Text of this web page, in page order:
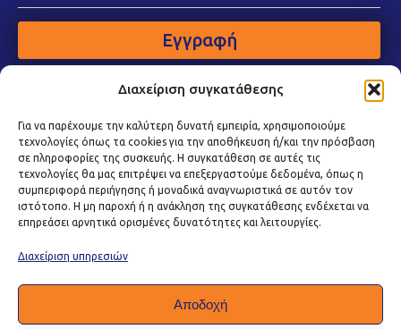
Διαχείριση συγκατάθεσης
Για να παρέχουμε την καλύτερη δυνατή εμπειρία, χρησιμοποιούμε
τεχνολογίες όπως τα cookies για την αποθήκευση ή/και την πρόσβαση
σε πληροφορίες της συσκευής. Η συγκατάθεση σε αυτές τις
τεχνολογίες θα μας επιτρέψει να επεξεργαστούμε δεδομένα, όπως η
συμπεριφορά περιήγησης ή μοναδικά αναγνωριστικά σε αυτόν τον
ιστότοπο. Η μη παροχή ή η ανάκληση της συγκατάθεσης ενδέχεται να
επηρεάσει αρνητικά ορισμένες δυνατότητες και λειτουργίες.
Διαχείριση υπηρεσιών
Αποδοχή
Εγγραφή